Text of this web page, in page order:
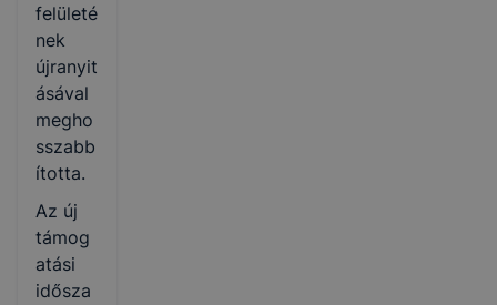
felületé
nek
újranyit
ásával
megho
sszabb
ította.
Az új
támog
atási
idősza